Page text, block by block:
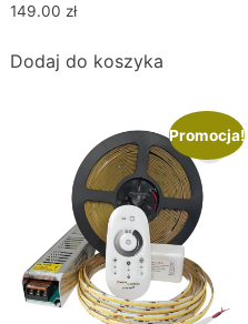
149.00 zł
Dodaj do koszyka
Promocja!